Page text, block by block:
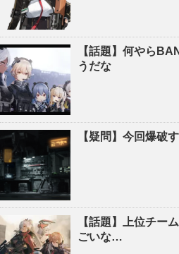
【話題】何やら
うだな
【疑問】今回爆破
【話題】上位チー
ごいな…